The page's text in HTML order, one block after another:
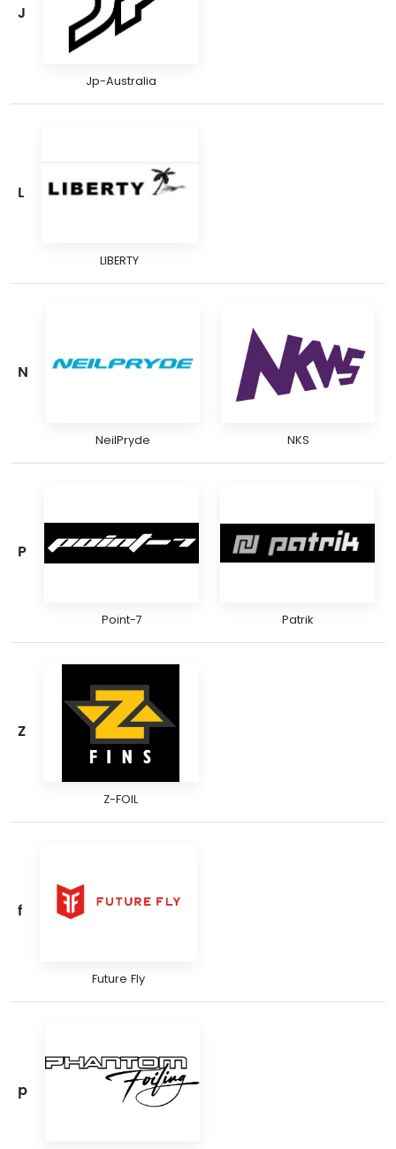
J
Jp-Australia
L
LIBERTY
N
NeilPryde NKS
P
Point-7 Patrik
Z
Z-FOIL
f
Future Fly
p